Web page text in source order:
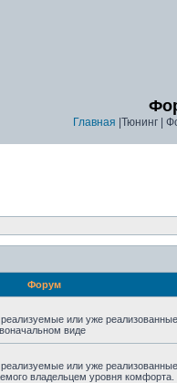
Главная |Тюнинг |
Форум
или уже
виде
или уже
владельцем уровня комфорта.